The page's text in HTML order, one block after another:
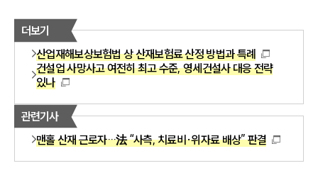
더보기
산업재해보상보험법 상 산재보험료 산정 방법과 특례
건설업 사망사고 여전히 최고 수준, 영세건설사 대응 전략
있나
관련기사
맨홀 산재 근로자…法 “사측, 치료비·위자료 배상” 판결